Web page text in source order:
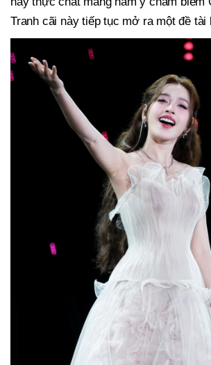
Tranh cãi này tiếp tục mở ra một đề tài